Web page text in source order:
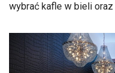
wybrać kafle w bieli oraz